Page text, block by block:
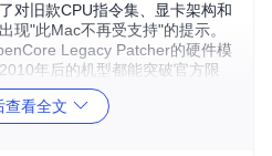
对旧款CPU指令集、显卡架构和
现"此Mac不再受支持"的提示。
Legacy Patcher的硬件模
年后的机型都能突破官方限
查看全文